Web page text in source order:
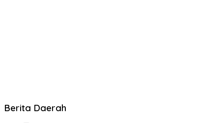
Berita Daerah